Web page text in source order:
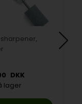
DKK
lager